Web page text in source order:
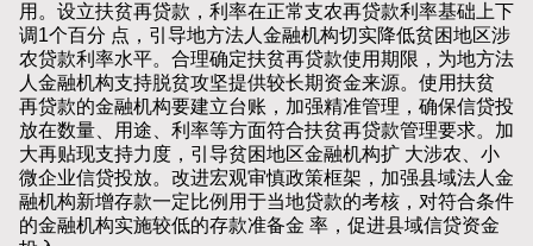
用。设立扶贫再贷款，利率在正常支农再贷款利率基础上下
调1个百分 点，引导地方法人金融机构切实降低贫困地区涉
农贷款利率水平。合理确定扶贫再贷款使用期限，为地方法
人金融机构支持脱贫攻坚提供较长期资金来源。使用扶贫
再贷款的金融机构要建立台账，加强精准管理，确保信贷投
放在数量、用途、利率等方面符合扶贫再贷款管理要求。加
大再贴现支持力度，引导贫困地区金融机构扩 大涉农、小
微企业信贷投放。改进宏观审慎政策框架，加强县域法人金
融机构新增存款一定比例用于当地贷款的考核，对符合条件
的金融机构实施较低的存款准备金 率，促进县域信贷资金